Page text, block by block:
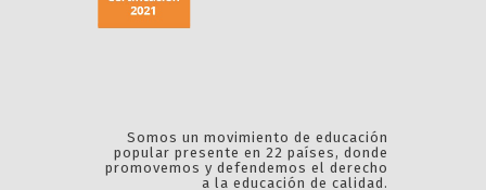
Somos un movimiento de educación
popular presente en 22 países, donde
promovemos y defendemos el derecho
a la educación de calidad.